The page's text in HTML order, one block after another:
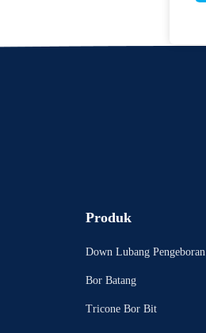
Produk
Down Lubang Pengeboran
Bor Batang
Tricone Bor Bit